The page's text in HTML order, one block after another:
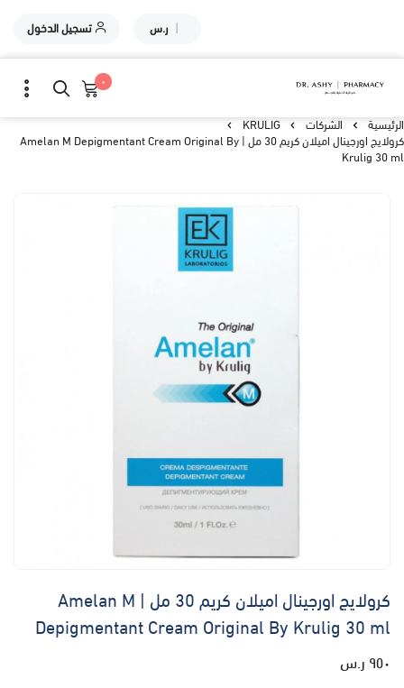
| ر.س تسجيل الدخول
٠
الرئيسية الشركات
KRULIG
كرولايج اورجينال اميلان كريم 30 مل | Amelan M Depigmentant Cream Original By
Krulig 30 ml
كرولايج اورجينال اميلان كريم 30 مل | Amelan M
Depigmentant Cream Original By Krulig 30 ml
٩٥٠ ر.س